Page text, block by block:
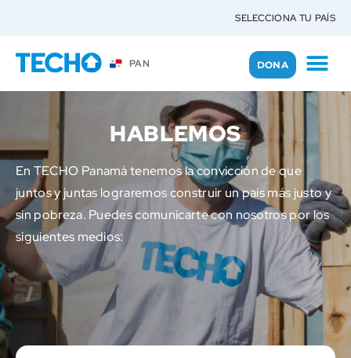
SELECCIONA TU PAÍS
PAN DONA
HABLEMOS
En TECHO Panamá tenemos la convicción de que
juntos y juntas lograremos construir un país más justo y
sin pobreza. Puedes comunicarte con nosotros por los
siguientes medios: